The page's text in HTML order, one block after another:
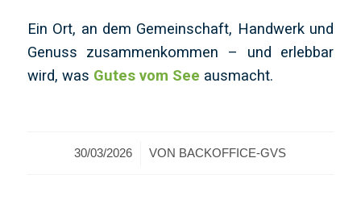
Ein Ort, an dem Gemeinschaft, Handwerk und
Genuss zusammenkommen – und erlebbar
wird, was Gutes vom See ausmacht.
30/03/2026
/ VON BACKOFFICE-GVS